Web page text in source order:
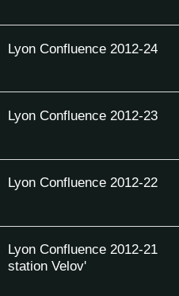
Lyon Confluence 2012-24
Lyon Confluence 2012-23
Lyon Confluence 2012-22
Lyon Confluence 2012-21
station Velov'